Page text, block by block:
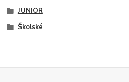
JUNIOR
Školské